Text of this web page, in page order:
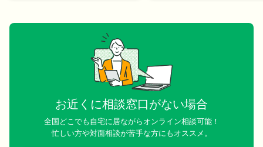
お近くに相談窓口がない場合
全国どこでも自宅に居ながらオンライン相談可能！
忙しい方や対面相談が苦手な方にもオススメ。